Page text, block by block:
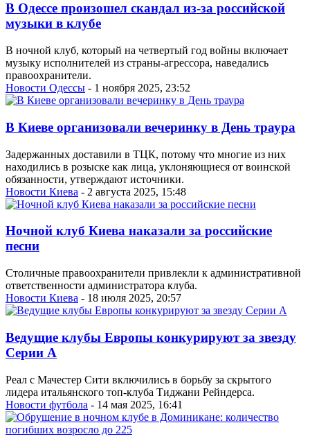
В Одессе произошел скандал из-за российской
музыки в клубе
В ночной клуб, который на четвертый год войны включает
музыку исполнителей из страны-агрессора, наведались
правоохранители.
Новости Одессы - 1 ноября 2025, 23:52
В Киеве организовали вечеринку в День траура
Задержанных доставили в ТЦК, потому что многие из них
находились в розыске как лица, уклоняющиеся от воинской
обязанности, утверждают источники.
Новости Киева - 2 августа 2025, 15:48
Ночной клуб Киева наказали за российские
песни
Столичные правоохранители привлекли к административной
ответственности администратора клуба.
Новости Киева - 18 июля 2025, 20:57
Ведущие клубы Европы конкурируют за звезду
Серии A
Реал с Мачестер Сити включились в борьбу за скрытого
лидера итальянского топ-клуба Тиджани Рейндерса.
Новости футбола - 14 мая 2025, 16:41